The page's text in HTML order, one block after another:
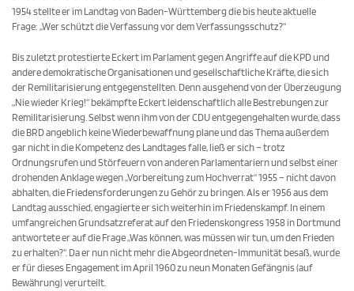
1954 stellte er im Landtag von Baden-Württemberg die bis heute aktuelle
Frage: „Wer schützt die Verfassung vor dem Verfassungsschutz?“
Bis zuletzt protestierte Eckert im Parlament gegen Angriffe auf die KPD und
andere demokratische Organisationen und gesellschaftliche Kräfte, die sich
der Remilitarisierung entgegenstellten. Denn aus­gehend von der Überzeugung
„Nie wieder Krieg!“ bekämpfte Eckert leidenschaftlich alle Bestrebungen zur
Remilitarisierung. Selbst wenn ihm von der CDU entgegengehalten wurde, dass
die BRD angeblich keine Wiederbewaffnung plane und das Thema außer­dem
gar nicht in die Kompetenz des Landtages falle, ließ er sich – trotz
Ordnungsrufen und Störfeuern von anderen Parlamentariern und selbst einer
drohenden Anklage wegen „Vorbereitung zum Hochverrat“ 1955 – nicht davon
abhalten, die Friedensforderungen zu Gehör zu bringen. Als er 1956 aus dem
Landtag ausschied, engagierte er sich weiterhin im Friedens­kampf. In einem
umfangreichen Grundsatzreferat auf den Friedenskongress 1958 in Dortmund
antwortete er auf die Frage „Was können, was müssen wir tun, um den Frieden
zu erhalten?“. Da er nun nicht mehr die Abgeordneten-Immunität besaß, wurde
er für dieses Engagement im April 1960 zu neun Monaten Gefängnis (auf
Bewährung) verurteilt.